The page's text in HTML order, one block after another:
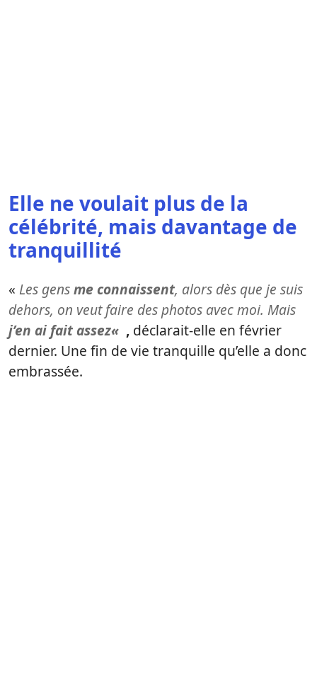
Elle ne voulait plus de la
célébrité, mais davantage de
tranquillité
« Les gensme connaissent, alors dès que je suis
dehors, on veut faire des photos avec moi. Mais
j’en ai fait assez« , déclarait-elle en février
dernier. Une fin de vie tranquille qu’elle a donc
embrassée.